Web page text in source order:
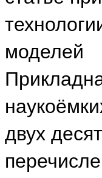
моделей
двух